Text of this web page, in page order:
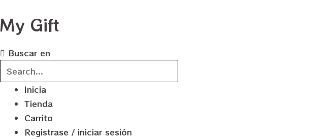
al
contenido
My Gift
Buscar en
Inicia
Tienda
Carrito
Registrase / iniciar sesión